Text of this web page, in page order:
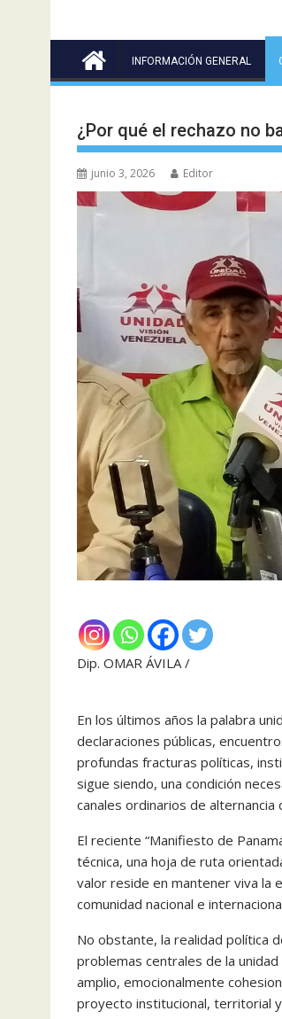
INFORMACIÓN GENERAL
¿Por qué el rechazo no
junio 3, 2026 Editor
Dip. OMAR ÁVILA /
En los últimos años la palabra
declaraciones públicas,
profundas fracturas políticas,
sigue siendo, una condición
canales ordinarios de alternancia
El reciente “Manifiesto de
técnica, una hoja de ruta
valor reside en mantener viva la
comunidad nacional e
No obstante, la realidad política
problemas centrales de la unidad
amplio, emocionalmente
proyecto institucional, territorial